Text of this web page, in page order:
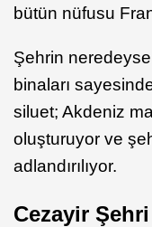
bütün nüfusu
Şehrin
binaları
siluet; Akdeniz
oluşturuyor ve
adlandırılıyor.
Cezayir